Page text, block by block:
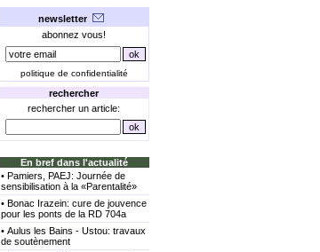
newsletter
abonnez vous!
politique de confidentialité
rechercher
rechercher un article:
En bref dans l'actualité
• Pamiers, PAEJ: Journée de
sensibilisation à la «Parentalité»
• Bonac Irazein: cure de jouvence
pour les ponts de la RD 704a
• Aulus les Bains - Ustou: travaux
de soutènement